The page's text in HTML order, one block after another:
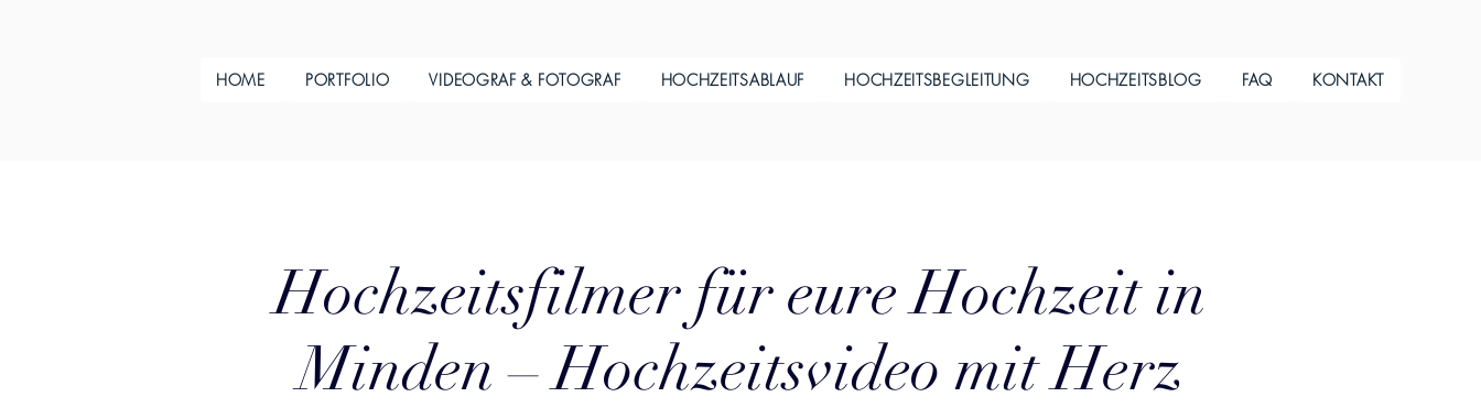
HOME PORTFOLIO VIDEOGRAF & FOTOGRAF HOCHZEITSABLAUF HOCHZEITSBEGLEITUNG HOCHZEITSBLOG FAQ KONTAKT
Hochzeitsfilmer für eure Hochzeit in
Minden – Hochzeitsvideo mit Herz